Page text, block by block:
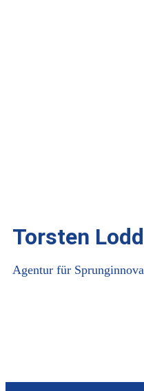
Torsten
Agentur für